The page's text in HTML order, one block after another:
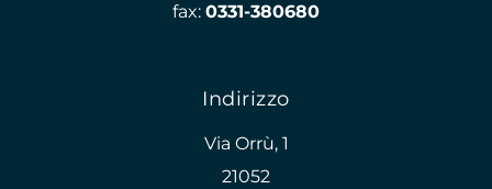
fax: 0331-380680
Indirizzo
Via Orrù, 1
21052